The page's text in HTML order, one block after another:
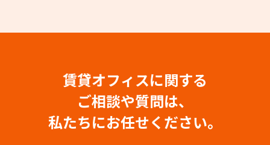
賃貸オフィスに関する
ご相談や質問は、
私たちにお任せください。